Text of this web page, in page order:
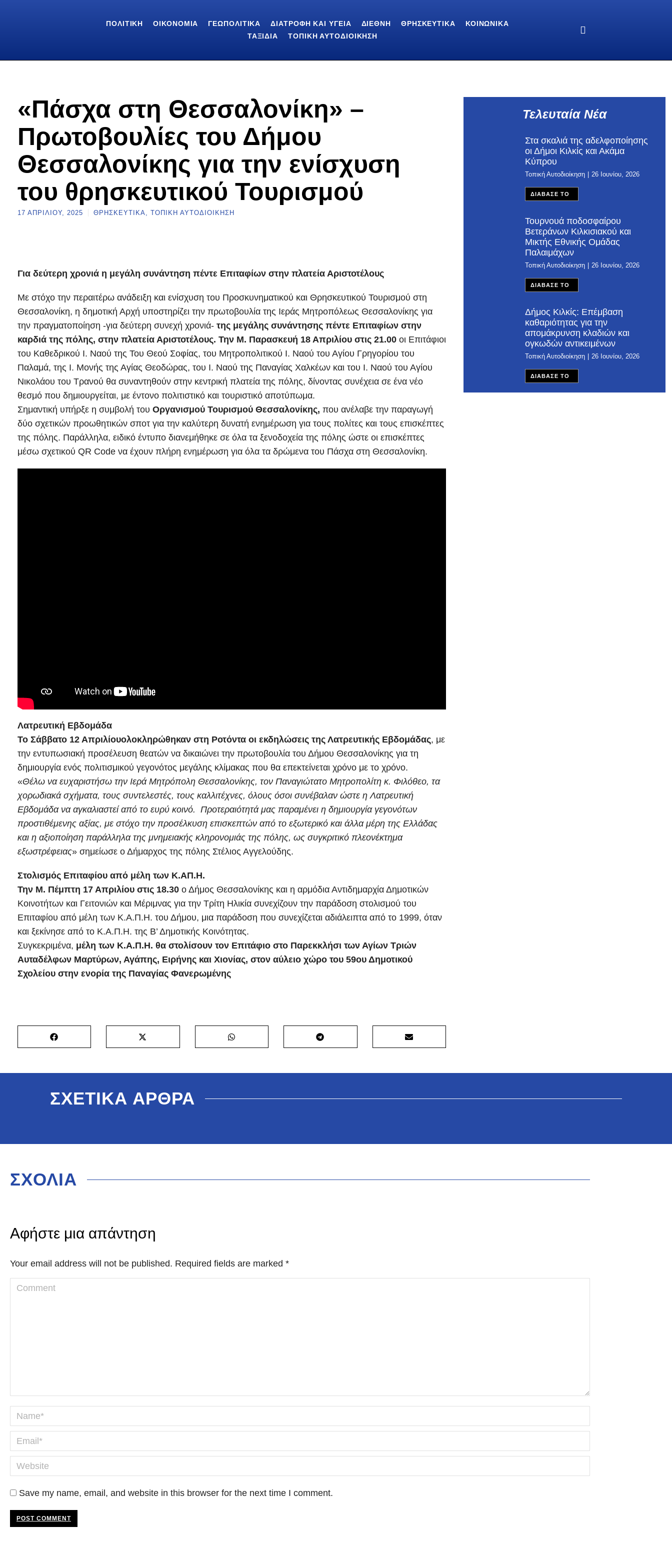
ΠΟΛΙΤΙΚΉ ΟΙΚΟΝΟΜΊΑ ΓΕΩΠΟΛΙΤΙΚΆ ΔΙΑΤΡΟΦΉ ΚΑΙ ΥΓΕΊΑ ΔΙΕΘΝΉ ΘΡΗΣΚΕΥΤΙΚΆ
ΚΟΙΝΩΝΙΚΆ
ΤΑΞΊΔΙΑ
ΤΟΠΙΚΉ ΑΥΤΟΔΙΟΊΚΗΣΗ
«Πάσχα στη Θεσσαλονίκη» –
Πρωτοβουλίες του Δήμου
Θεσσαλονίκης για την ενίσχυση
του θρησκευτικού Τουρισμού
17 ΑΠΡΙΛΊΟΥ, 2025 ΘΡΗΣΚΕΥΤΙΚΆ, ΤΟΠΙΚΉ ΑΥΤΟΔΙΟΊΚΗΣΗ
Για δεύτερη χρονιά η μεγάλη συνάντηση πέντε Επιταφίων στην πλατεία Αριστοτέλους
Με στόχο την περαιτέρω ανάδειξη και ενίσχυση του Προσκυνηματικού και Θρησκευτικού Τουρισμού στη
Θεσσαλονίκη, η δημοτική Αρχή υποστηρίζει την πρωτοβουλία της Ιεράς Μητροπόλεως Θεσσαλονίκης για
την πραγματοποίηση -για δεύτερη συνεχή χρονιά- της μεγάλης συνάντησης πέντε Επιταφίων στην
καρδιά της πόλης, στην πλατεία Αριστοτέλους. Την Μ. Παρασκευή 18 Απριλίου στις 21.00 οι Επιτάφιοι
του Καθεδρικού Ι. Ναού της Του Θεού Σοφίας, του Μητροπολιτικού Ι. Ναού του Αγίου Γρηγορίου του
Παλαμά, της Ι. Μονής της Αγίας Θεοδώρας, του Ι. Ναού της Παναγίας Χαλκέων και του Ι. Ναού του Αγίου
Νικολάου του Τρανού θα συναντηθούν στην κεντρική πλατεία της πόλης, δίνοντας συνέχεια σε ένα νέο
θεσμό που δημιουργείται, με έντονο πολιτιστικό και τουριστικό αποτύπωμα.
Σημαντική υπήρξε η συμβολή του Οργανισμού Τουρισμού Θεσσαλονίκης, που ανέλαβε την παραγωγή
δύο σχετικών προωθητικών σποτ για την καλύτερη δυνατή ενημέρωση για τους πολίτες και τους επισκέπτες
της πόλης. Παράλληλα, ειδικό έντυπο διανεμήθηκε σε όλα τα ξενοδοχεία της πόλης ώστε οι επισκέπτες
μέσω σχετικού QR Code να έχουν πλήρη ενημέρωση για όλα τα δρώμενα του Πάσχα στη Θεσσαλονίκη.
Λατρευτική Εβδομάδα
Το Σάββατο 12 Απριλίουολοκληρώθηκαν στη Ροτόντα οι εκδηλώσεις της Λατρευτικής Εβδομάδας, με
την εντυπωσιακή προσέλευση θεατών να δικαιώνει την πρωτοβουλία του Δήμου Θεσσαλονίκης για τη
δημιουργία ενός πολιτισμικού γεγονότος μεγάλης κλίμακας που θα επεκτείνεται χρόνο με το χρόνο.
«Θέλω να ευχαριστήσω την Ιερά Μητρόπολη Θεσσαλονίκης, τον Παναγιώτατο Μητροπολίτη κ. Φιλόθεο, τα
χορωδιακά σχήματα, τους συντελεστές, τους καλλιτέχνες, όλους όσοι συνέβαλαν ώστε η Λατρευτική
Εβδομάδα να αγκαλιαστεί από το ευρύ κοινό. Προτεραιότητά μας παραμένει η δημιουργία γεγονότων
προστιθέμενης αξίας, με στόχο την προσέλκυση επισκεπτών από το εξωτερικό και άλλα μέρη της Ελλάδας
και η αξιοποίηση παράλληλα της μνημειακής κληρονομιάς της πόλης, ως συγκριτικό πλεονέκτημα
εξωστρέφειας» σημείωσε ο Δήμαρχος της πόλης Στέλιος Αγγελούδης.
Στολισμός Επιταφίου από μέλη των Κ.ΑΠ.Η.
Την Μ. Πέμπτη 17 Απριλίου στις 18.30 ο Δήμος Θεσσαλονίκης και η αρμόδια Αντιδημαρχία Δημοτικών
Κοινοτήτων και Γειτονιών και Μέριμνας για την Τρίτη Ηλικία συνεχίζουν την παράδοση στολισμού του
Επιταφίου από μέλη των Κ.Α.Π.Η. του Δήμου, μια παράδοση που συνεχίζεται αδιάλειπτα από το 1999, όταν
και ξεκίνησε από το Κ.Α.Π.Η. της Β’ Δημοτικής Κοινότητας.
Συγκεκριμένα, μέλη των Κ.Α.Π.Η. θα στολίσουν τον Επιτάφιο στο Παρεκκλήσι των Αγίων Τριών
Αυταδέλφων Μαρτύρων, Αγάπης, Ειρήνης και Χιονίας, στον αύλειο χώρο του 59ου Δημοτικού
Σχολείου στην ενορία της Παναγίας Φανερωμένης
Τελευταία Νέα
Στα σκαλιά της αδελφοποίησης
οι Δήμοι Κιλκίς και Ακάμα
Κύπρου
Τοπική Αυτοδιοίκηση 26 Ιουνίου, 2026
ΔΙΑΒΑΣΕ ΤΟ
Τουρνουά ποδοσφαίρου
Βετεράνων Κιλκισιακού και
Μικτής Εθνικής Ομάδας
Παλαιμάχων
Τοπική Αυτοδιοίκηση 26 Ιουνίου, 2026
ΔΙΑΒΑΣΕ ΤΟ
Δήμος Κιλκίς: Επέμβαση
καθαριότητας για την
απομάκρυνση κλαδιών και
ογκωδών αντικειμένων
Τοπική Αυτοδιοίκηση 26 Ιουνίου, 2026
ΔΙΑΒΑΣΕ ΤΟ
ΣΧΕΤΙΚΑ ΑΡΘΡΑ
ΣΧΟΛΙΑ
Αφήστε μια απάντηση
Your email address will not be published. Required fields are marked *
Comment
Name *
Email *
Website
Save my name, email, and website in this browser for the next time I comment.
POST COMMENT